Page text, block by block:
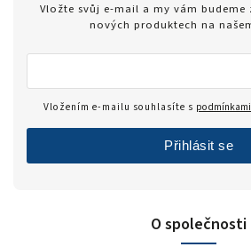
O společnosti
Vložte svůj e-mail a my vám
nových produktech na
Vložením e-mailu souhlasíte s
Přihlásit se